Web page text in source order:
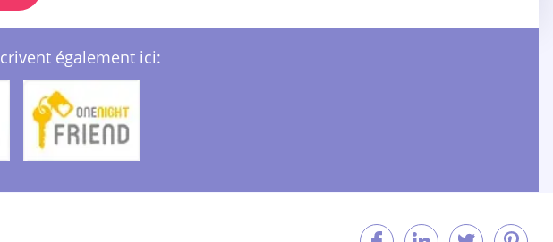
également ici: